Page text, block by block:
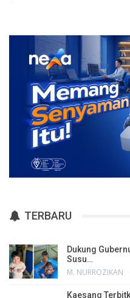
TERBARU
Dukung
Susu…
M. NURROZIKAN
Kaesang